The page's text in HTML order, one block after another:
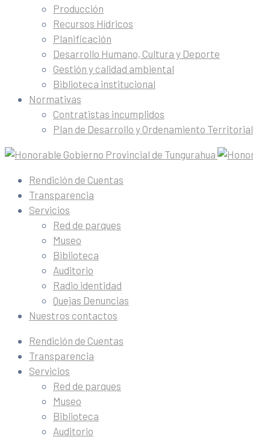
Producción
Recursos Hídricos
Planificación
Desarrollo Humano, Cultura y Deporte
Gestión y calidad ambiental
Biblioteca institucional
Normativas
Contratistas incumplidos
Plan de Desarrollo y Ordenamiento Territorial
Rendición de Cuentas
Transparencia
Servicios
Red de parques
Museo
Biblioteca
Auditorio
Radio identidad
Quejas Denuncias
Nuestros contactos
Rendición de Cuentas
Transparencia
Servicios
Red de parques
Museo
Biblioteca
Auditorio